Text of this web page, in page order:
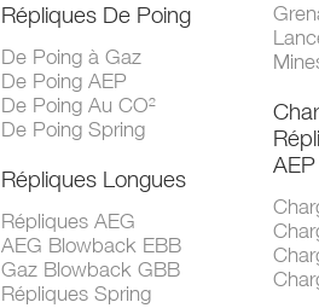
Répliques De Poing
De Poing à Gaz
De Poing AEP
De Poing Au CO²
De Poing Spring
Répliques Longues
Répliques AEG
AEG Blowback EBB
Gaz Blowback GBB
Répliques Spring
AEP